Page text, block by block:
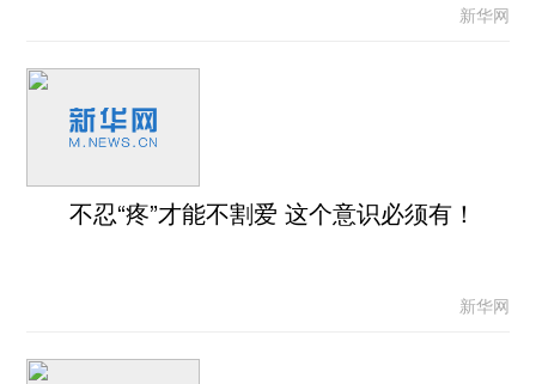
新华网
不忍“疼”才能不割爱 这个意识必须有！
新华网